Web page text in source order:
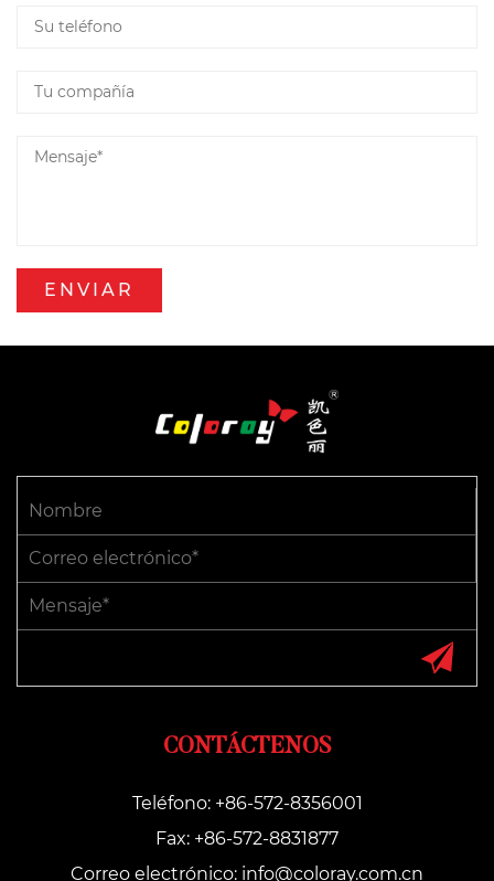
CONTÁCTENOS
Teléfono: +86-572-8356001
Fax: +86-572-8831877
Correo electrónico: info@coloray.com.cn